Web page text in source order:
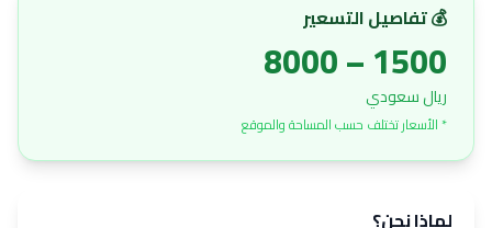
💰 تفاصيل التسعير
1500 – 8000
ريال سعودي
* الأسعار تختلف حسب المساحة والموقع
لماذا نحن؟